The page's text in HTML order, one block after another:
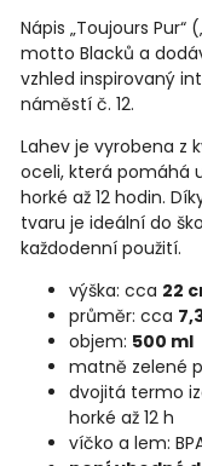
Nápis „Toujours
motto Blacků a
vzhled inspirovaný
náměstí č. 12.
Lahev je vyrobena z
oceli, která pomáhá
horké až 12 hodin.
tvaru je ideální do
každodenní použití.
výška: cca 22
průměr: cca
objem: 500 ml
matně zelené
dvojitá termo
horké až 12 h
víčko a lem: